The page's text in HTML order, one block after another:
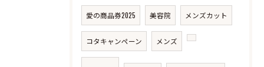
愛の商品券2025 美容院 メンズカット
コタキャンペーン メンズ